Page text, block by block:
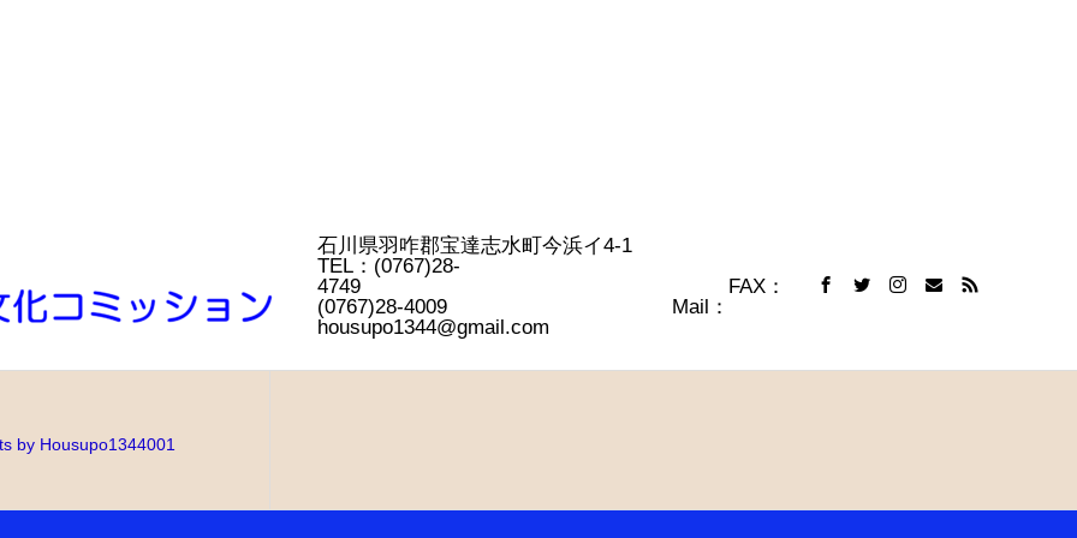
石川県羽咋郡宝達志水町今浜イ4-1
TEL：(0767)28-
4749 FAX：
(0767)28-4009 Mail：
housupo1344@gmail.com
by Housupo1344001